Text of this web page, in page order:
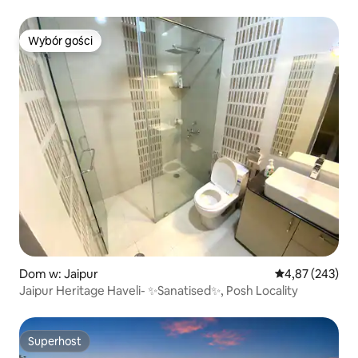
Wybór gości
Wybór gości
Dom w: Jaipur Średnia
4,87 (243)
Jaipur Heritage Haveli- ✨Sanatised✨, Posh Locality
Superhost
Superhost